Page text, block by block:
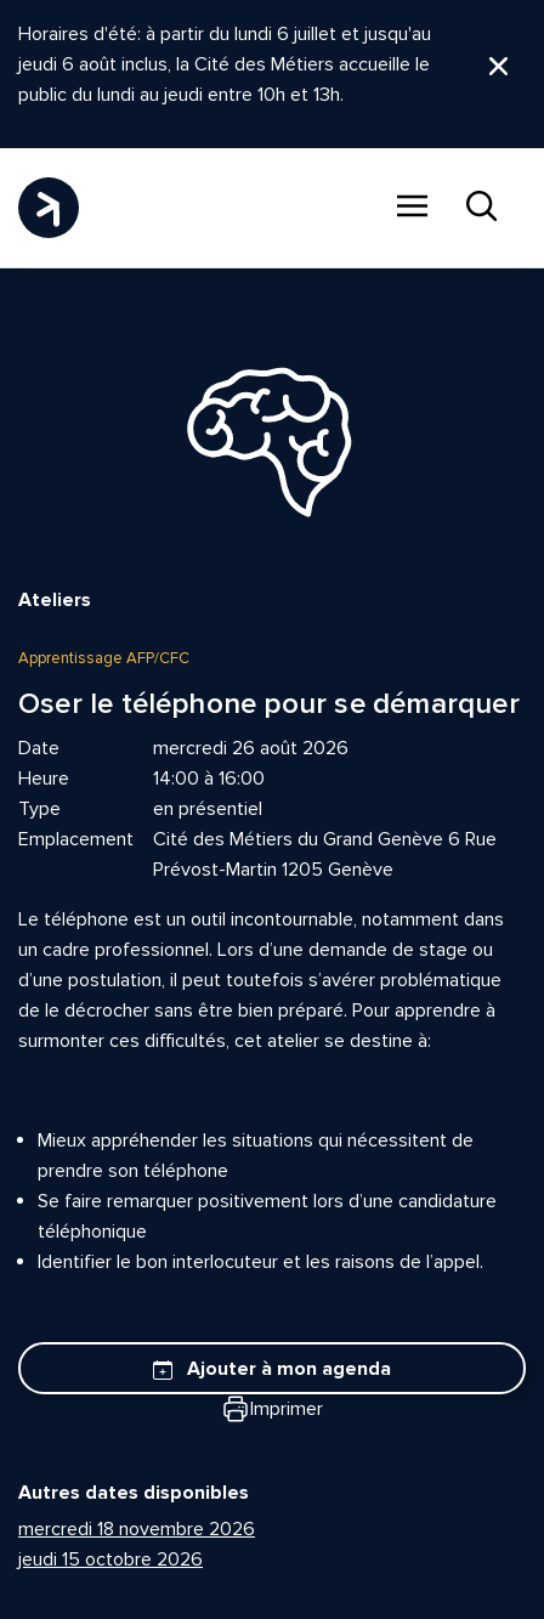
Horaires d'été: à partir du lundi 6 juillet et jusqu'au
jeudi 6 août inclus, la Cité des Métiers accueille le
public du lundi au jeudi entre 10h et 13h.
Ateliers
Apprentissage AFP/CFC
Oser le téléphone pour se démarquer
Date
mercredi 26 août 2026
Heure
14:00 à 16:00
Type
en présentiel
Emplacement
Cité des Métiers du Grand Genève 6 Rue
Prévost-Martin 1205 Genève
Le téléphone est un outil incontournable, notamment dans
un cadre professionnel. Lors d’une demande de stage ou
d’une postulation, il peut toutefois s’avérer problématique
de le décrocher sans être bien préparé. Pour apprendre à
surmonter ces difficultés, cet atelier se destine à:
Mieux appréhender les situations qui nécessitent de
prendre son téléphone
Se faire remarquer positivement lors d’une candidature
téléphonique
Identifier le bon interlocuteur et les raisons de l’appel.
Ajouter à mon agenda
Imprimer
Autres dates disponibles
mercredi 18 novembre 2026
jeudi 15 octobre 2026